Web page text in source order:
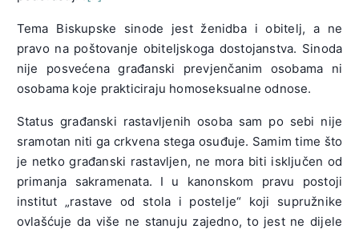
Tema Biskupske sinode jest ženidba i obitelj, a ne
pravo na poštovanje obiteljskoga dostojanstva. Sinoda
nije posvećena građanski prevjenčanim osobama ni
osobama koje prakticiraju homoseksualne odnose.
Status građanski rastavljenih osoba sam po sebi nije
sramotan niti ga crkvena stega osuđuje. Samim time što
je netko građanski rastavljen, ne mora biti isključen od
primanja sakramenata. I u kanonskom pravu postoji
institut „rastave od stola i postelje“ koji supružnike
ovlašćuje da više ne stanuju zajedno, to jest ne dijele